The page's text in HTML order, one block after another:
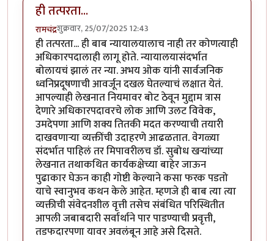
ही तत्परता...
रामचंद्रशुक्रवार, 25/07/2025 12:43
ही तत्परता... ही बाब न्यायालयालाच नाही तर कोणत्याही
अधिकारपदालाही लागू होते. न्यायालयासंदर्भात
बोलायचं झालं तर न्या. अभय ओक यांनी सार्वजनिक
ध्वनिप्रदूषणाची आवर्जून दखल घेतल्याचं लक्षात येतं.
आपल्याही लेखनात नियमावर बोट ठेवून मुद्दाम त्रास
देणारे अधिकारपदावरचे लोक आणि उलट विवेक,
उमदेपणा आणि शक्य तितकी मदत करण्याची तयारी
दाखवणाऱ्या व्यक्तींची उदाहरणे आढळतात. वेगळ्या
संदर्भात पाहिलं तर मिपावरीलच डॉ. सुबोध खऱ्यांच्या
लेखनात तथाकथित कार्यकक्षेच्या बाहेर जाऊन
पुढाकार घेऊन काही गोष्टी केल्याने कसा फरक पडतो
याचे स्वानुभव कथन केले आहेत. म्हणजे ही बाब त्या त्या
व्यक्तीची संवेदनशील वृत्ती तसेच संबंधित परिस्थितीत
आपली जबाबदारी सर्वार्थाने पार पाडण्याची प्रवृत्ती,
तडफदारपणा यावर अवलंबून आहे असे दिसते.